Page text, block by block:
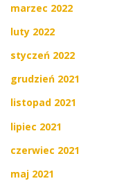
marzec 2022
luty 2022
styczeń 2022
grudzień 2021
listopad 2021
lipiec 2021
czerwiec 2021
maj 2021